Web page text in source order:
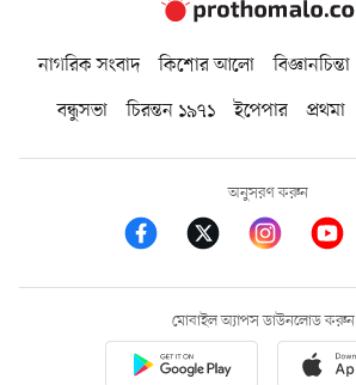
নাগরিক সংবাদ কিশোর আলো বিজ্ঞানচিন্তা
বন্ধুসভা
চিরন্তন ১৯৭১ ইপেপার প্রথমা
অনুসরণ করুন
মোবাইল অ্যাপস ডাউনলোড করুন